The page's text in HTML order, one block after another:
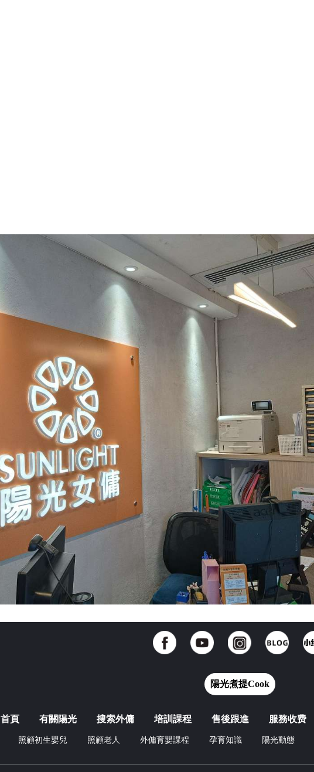
陽光煮提Cook
首頁 有關陽光 搜索外傭 培訓課程 售後跟進 服務收费
照顧初生嬰兒 照顧老人 外傭育嬰課程 孕育知識 陽光動態